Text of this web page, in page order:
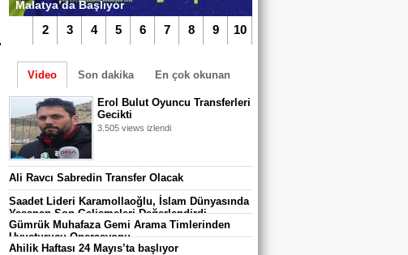
Malatya’da Başlıyor
Battalgazi Belediyespor’da Yeni Dönem
Başladı
2 3 4 5 6 7 8 9 10
Video Son dakika En çok okunan
Erol Bulut Oyuncu Transferleri
Gecikti
3.505 views izlendi
Ali Ravcı Sabredin Transfer Olacak
Saadet Lideri Karamollaoğlu, İslam Dünyasında
Yaşanan Son Gelişmeleri Değerlendirdi
Gümrük Muhafaza Gemi Arama Timlerinden
Uyuşturucu Operasyonu
Ahilik Haftası 24 Mayıs’ta başlıyor